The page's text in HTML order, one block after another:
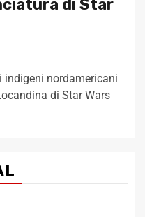
di Star
indigeni nordamericani
di Star Wars